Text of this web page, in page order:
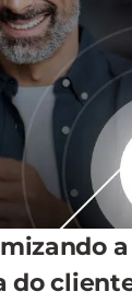
do